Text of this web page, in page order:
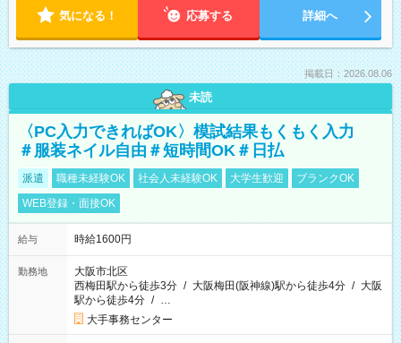
気になる！ 応募する 詳細へ
掲載日：2026.08.06
未読
〈PC入力できればOK〉模試結果もくもく入力
＃服装ネイル自由＃短時間OK＃日払
派遣 職種未経験OK 社会人未経験OK 大学生歓迎
ブランクOK
WEB登録・面接OK
給与 時給1600円
勤務地
大阪市北区
西梅田駅から徒歩3分 / 大阪梅田(阪神線)駅から徒歩4分 / 大阪
駅から徒歩4分 / …
大手事務センター